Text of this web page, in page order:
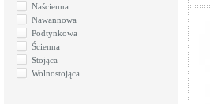
Naścienna
Nawannowa
Podtynkowa
Ścienna
Stojąca
Wolnostojąca